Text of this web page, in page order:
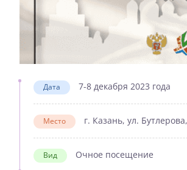
Дата 7-8 декабря 2023 года
Место г. Казань, ул.
Вид Очное посещение